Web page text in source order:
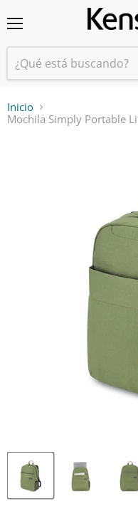
Inicio
Mochila Simply Portable